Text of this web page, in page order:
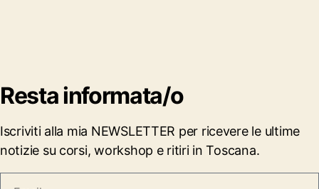
Resta informata/o
Iscriviti alla mia NEWSLETTER per ricevere le ultime
notizie su corsi, workshop e ritiri in Toscana.